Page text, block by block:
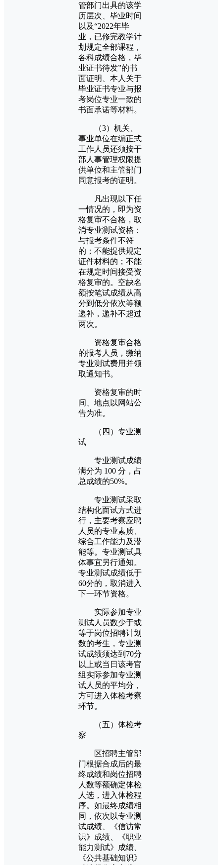
管部门出具的该学
历层次、毕业时间
以及“2022年毕
业，已修完教学计
划规定全部课程，
各科成绩合格，毕
业证书待发”的书
面证明、本人关于
毕业证书专业与报
考岗位专业一致的
书面承诺等材料。
（3）机关、
事业单位在编正式
工作人员还须按干
部人事管理权限提
供单位和主管部门
同意报考的证明。
凡出现以下任
一情况的，即为资
格复审不合格，取
消专业测试资格：
与报考条件不符
的；不能提供规定
证件材料的；不能
在规定时间接受资
格复审的。空缺名
额按笔试成绩从高
分到低分依次等额
递补，递补不超过
两次。
资格复审合格
的报考人员，缴纳
专业测试费用并领
取通知书。
资格复审的时
间、地点以网站公
告为准。
（四）专业测
试
专业测试成绩
满分为 100 分，占
总成绩的50%。
专业测试采取
结构化面试方式进
行，主要考察应聘
人员的专业素质、
综合工作能力及潜
能等。专业测试具
体事宜另行通知。
专业测试成绩低于
60分的，取消进入
下一环节资格。
实际参加专业
测试人员数少于或
等于岗位招聘计划
数的考生，专业测
试成绩须达到70分
以上或当日该考官
组实际参加专业测
试人员的平均分，
方可进入体检考察
环节。
（五）体检考
察
区招聘主管部
门根据合成后的最
终成绩和岗位招聘
人数等额确定体检
人选，进入体检程
序。如最终成绩相
同，依次以专业测
试成绩、《信访常
识》成绩、《职业
能力测试》成绩、
《公共基础知识》